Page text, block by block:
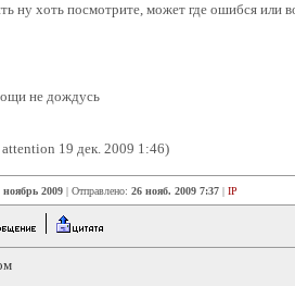
ну хоть посмотрите, может где ошибся или
не дождусь
19 дек. 2009 1:46)
ноябрь 2009 | Отправлено: 26 нояб. 2009 7:37 | IP